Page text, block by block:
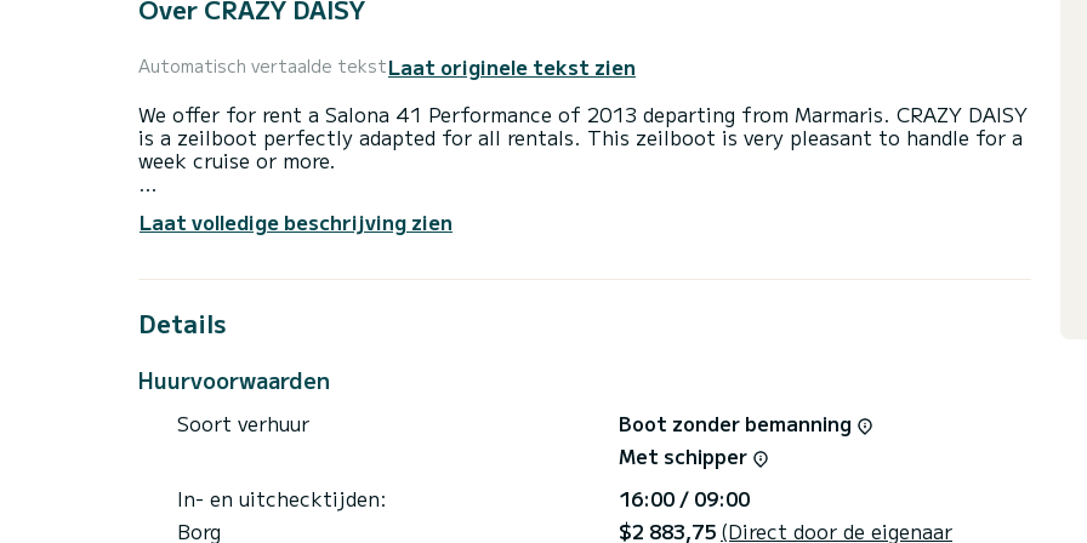
Over CRAZY DAISY
Automatisch vertaalde tekstLaat originele tekst zien
We offer for rent a Salona 41 Performance of 2013 departing from Marmaris. CRAZY DAISY
is a zeilboot perfectly adapted for all rentals. This zeilboot is very pleasant to handle for a
week cruise or more.
of 13 meters, it will be your best ally to spend an exceptional vacation on the water in the
holiday project.
Laat volledige beschrijving zien
Details
Huurvoorwaarden
Soort verhuur
Boot zonder bemanning
Met schipper
In- en uitchecktijden:
16:00 / 09:00
Borg
$2 883,75 (Direct door de eigenaar